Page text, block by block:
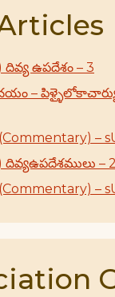
ఉపదేశం – 3
–
–
– 2
–